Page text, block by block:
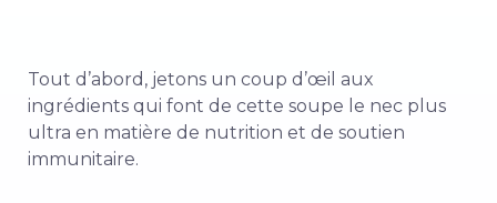
Tout d’abord, jetons un coup d’œil aux
ingrédients qui font de cette soupe le nec plus
ultra en matière de nutrition et de soutien
immunitaire.